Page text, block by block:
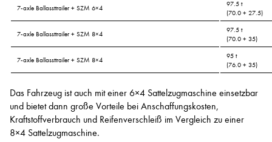
7-axle Ballassttrailer + SZM 6×4
97.5 t
(70.0 + 27.5)
7-axle Ballassttrailer + SZM 8×4
97.5 t
(70.0 + 35)
7-axle Ballassttrailer + SZM 8×4
95 t
(76.0 + 35)
Das Fahrzeug ist auch mit einer 6×4 Sattelzugmaschine einsetzbar
und bietet dann große Vorteile bei Anschaffungskosten,
Kraftstoffverbrauch und Reifenverschleiß im Vergleich zu einer
8×4 Sattelzugmaschine.